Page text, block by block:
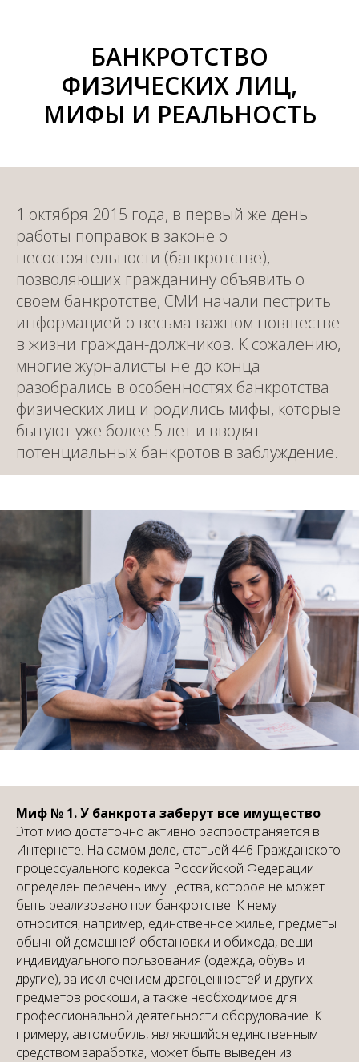
БАНКРОТСТВО
ФИЗИЧЕСКИХ ЛИЦ,
МИФЫ И РЕАЛЬНОСТЬ
1 октября 2015 года, в первый же день
работы поправок в законе о
несостоятельности (банкротстве),
позволяющих гражданину объявить о
своем банкротстве, СМИ начали пестрить
информацией о весьма важном новшестве
в жизни граждан-должников. К сожалению,
многие журналисты не до конца
разобрались в особенностях банкротства
физических лиц и родились мифы, которые
бытуют уже более 5 лет и вводят
потенциальных банкротов в заблуждение.
Миф № 1. У банкрота заберут все имущество
Этот миф достаточно активно распространяется в
Интернете. На самом деле, статьей 446 Гражданского
процессуального кодекса Российской Федерации
определен перечень имущества, которое не может
быть реализовано при банкротстве. К нему
относится, например, единственное жилье, предметы
обычной домашней обстановки и обихода, вещи
индивидуального пользования (одежда, обувь и
другие), за исключением драгоценностей и других
предметов роскоши, а также необходимое для
профессиональной деятельности оборудование. К
примеру, автомобиль, являющийся единственным
средством заработка, может быть выведен из